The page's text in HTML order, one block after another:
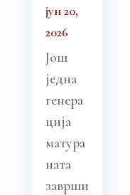
јун 20,
2026
Још
једна
генера
ција
матура
ната
заврши